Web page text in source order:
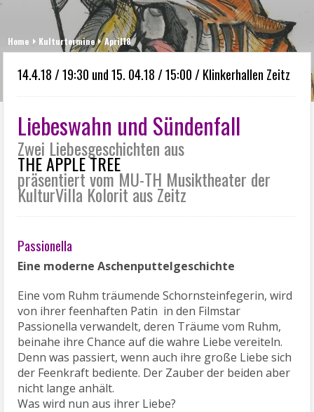
Home Kulturtermine April18
14.4.18 / 19:30 und 15. 04.18 / 15:00 / Klinkerhallen Zeitz
Liebeswahn und Sündenfall
Zwei Liebesgeschichten aus
THE APPLE TREE
präsentiert vom MU-TH Musiktheater der
KulturVilla Kolorit aus Zeitz
Passionella
Eine moderne Aschenputtelgeschichte
Eine vom Ruhm träumende Schornsteinfegerin, wird
von ihrer feenhaften Patin in den Filmstar
Passionella verwandelt, deren Träume vom Ruhm,
beinahe ihre Chance auf die wahre Liebe vereiteln.
Denn was passiert, wenn auch ihre große Liebe sich
der Feenkraft bediente. Der Zauber der beiden aber
nicht lange anhält.
Was wird nun aus ihrer Liebe?